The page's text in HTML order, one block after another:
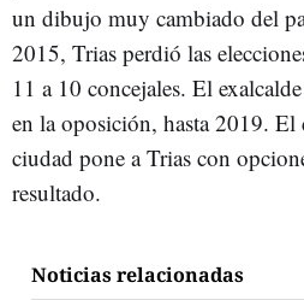
un dibujo muy cambiado del
2015, Trias perdió las
11 a 10 concejales. El
en la oposición, hasta 2019. El
ciudad pone a Trias con
resultado.
Noticias relacionadas